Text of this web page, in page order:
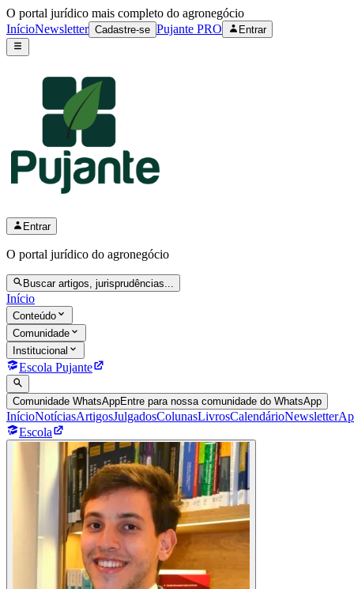
O portal jurídico mais completo do agronegócio
InícioNewsletter Cadastre-se Pujante PRO Entrar
Entrar
O portal jurídico do agronegócio
Buscar artigos, jurisprudências...
Início
Conteúdo
Comunidade
Institucional
Escola Pujante
Comunidade WhatsAppEntre para nossa comunidade do WhatsApp
InícioNotíciasArtigosJulgadosColunasLivrosCalendárioNewsletter
Escola